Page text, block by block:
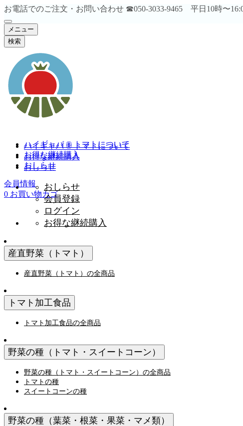
お電話でのご注文・お問い合わせ ☎︎050-3033-9465 平日10時〜
メニュー
検索
ハイギャバ ® トマトについて
お得な継続購入
おしらせ
会員情報
0 お買い物カゴ
ハイギャバ ® トマトについて
お得な継続購入
おしらせ
おしらせ
会員登録
ログイン
お得な継続購入
産直野菜（トマト）
産直野菜（トマト）の全商品
トマト加工食品
トマト加工食品の全商品
野菜の種（トマト・スイートコーン）
野菜の種（トマト・スイートコーン）の全商品
トマトの種
スイートコーンの種
野菜の種（葉菜・根菜・果菜・マメ類）